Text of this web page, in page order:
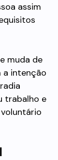
assim
muda de
a intenção
trabalho e